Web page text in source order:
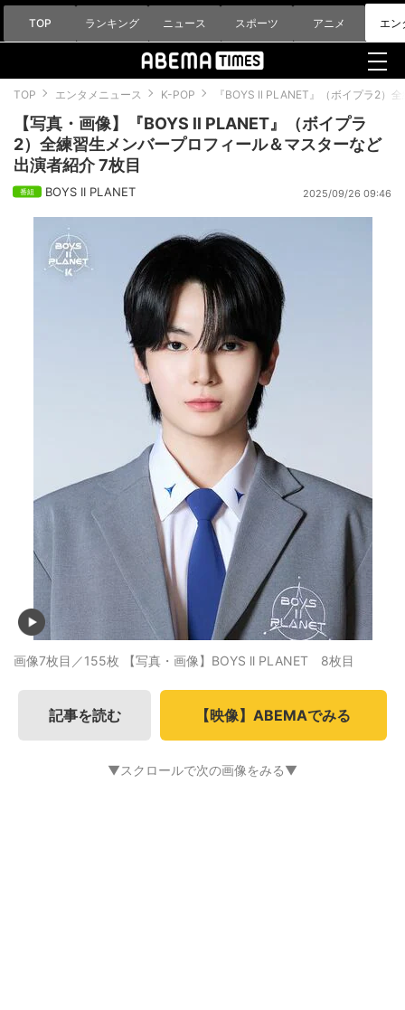
TOP ランキング ニュース スポーツ アニメ エン
TOP エンタメニュース K-POP 『BOYS ll PLANET』（ボイプラ2）
【写真・画像】『BOYS ll PLANET』（ボイプラ
2）全練習生メンバープロフィール＆マスターなど
出演者紹介 7枚目
BOYS II PLANET 2025/09/26 09:46
画像7枚目／155枚 【写真・画像】BOYS ll PLANET 8枚目
記事を読む 【映像】ABEMAでみる
▼スクロールで次の画像をみる▼